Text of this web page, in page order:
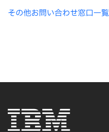
その他お問い合わせ窓口一覧